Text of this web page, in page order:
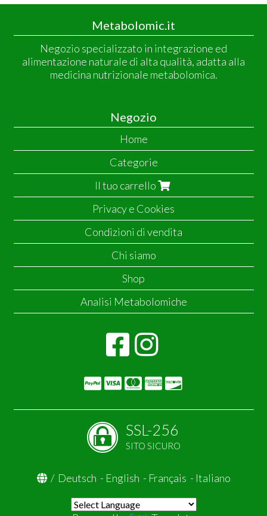
Metabolomic.it
Negozio specializzato in integrazione ed
alimentazione naturale di alta qualità, adatta alla
medicina nutrizionale metabolomica.
Negozio
Home
Categorie
Il tuo carrello
Privacy e Cookies
Condizioni di vendita
Chi siamo
Shop
Analisi Metabolomiche
SSL-256
SITO SICURO
/ Deutsch - English - Français - Italiano